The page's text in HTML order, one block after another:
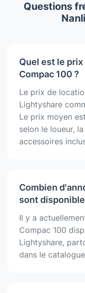
Questions
Quel est le
Compac 100 ?
Le prix de
Lightyshare
Le prix moyen
selon le loueur,
accessoires
Combien
sont
Il y a
Compac 100
Lightyshare,
dans le